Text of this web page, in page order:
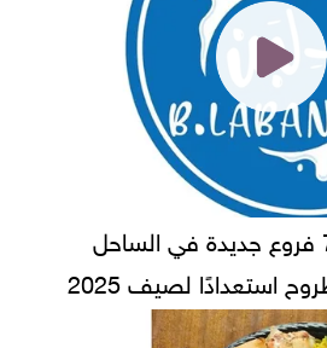
"بلبن" تعلن افتتاح 7 فروع جديدة في الساحل
استعدادًا لصيف 2025